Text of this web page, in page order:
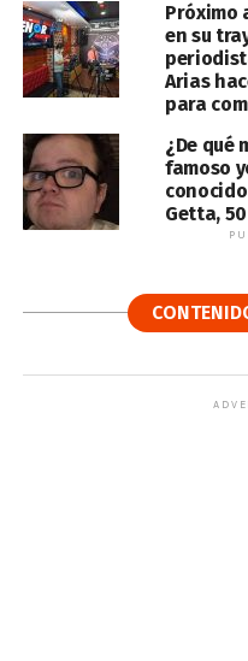
Próximo
en su
Arias
para
¿De qué
famoso
Getta,